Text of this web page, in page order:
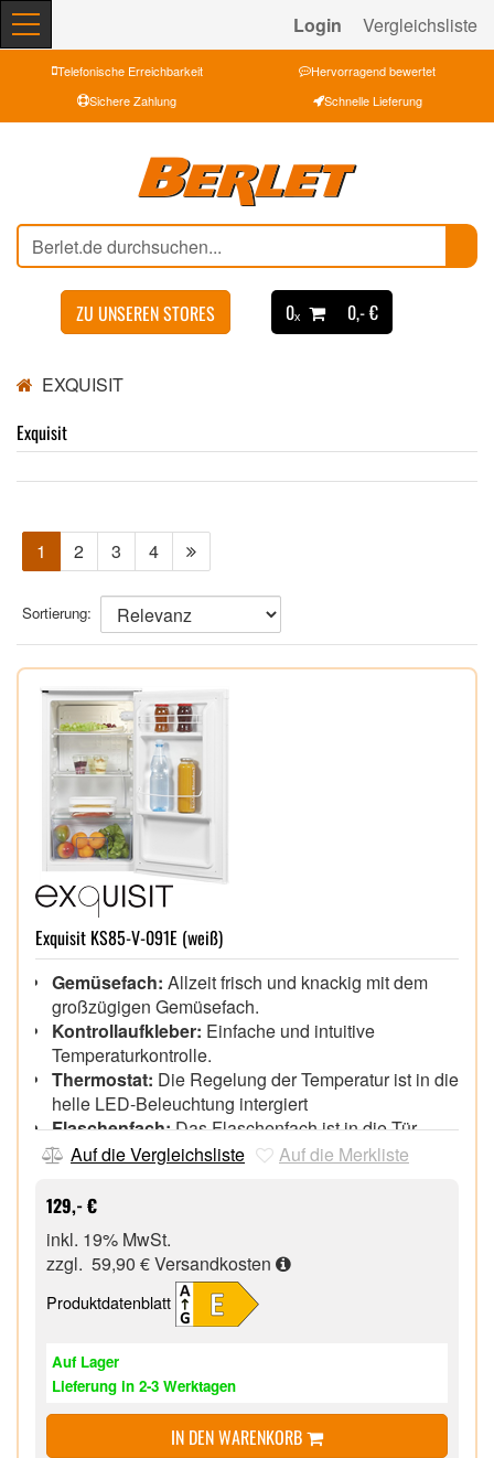
Login Vergleichsliste
Telefonische Erreichbarkeit
Hervorragend bewertet
Sichere Zahlung
Schnelle Lieferung
ZU UNSEREN STORES 0ₓ 0,- €
EXQUISIT
Exquisit
1 2 3 4
Sortierung:
Exquisit KS85-V-091E (weiß)
Gemüsefach: Allzeit frisch und knackig mit dem
großzügigen Gemüsefach.
Kontrollaufkleber: Einfache und intuitive
Temperaturkontrolle.
Thermostat: Die Regelung der Temperatur ist in die
helle LED-Beleuchtung intergiert
Flaschenfach:Das Flaschenfach ist in die Tür
integriert. So sind Milch und Saft immer griffbereit.
Auf die Vergleichsliste Auf die Merkliste
129,- €
inkl. 19% MwSt.
zzgl. 59,90 €Versandkosten
Produktdatenblatt
Auf Lager
Lieferung in 2-3 Werktagen
IN DEN WARENKORB